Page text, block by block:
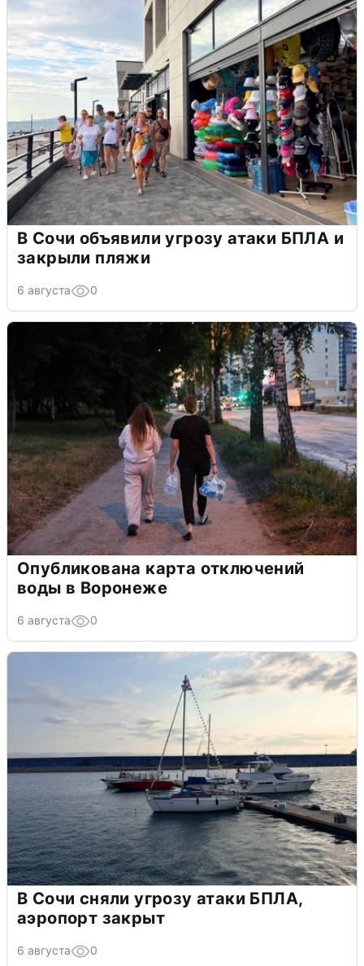
В Сочи объявили угрозу атаки БПЛА и
закрыли пляжи
6 августа 0
Опубликована карта отключений
воды в Воронеже
6 августа 0
В Сочи сняли угрозу атаки БПЛА,
аэропорт закрыт
6 августа 0